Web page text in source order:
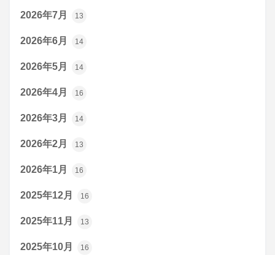
2026年7月 13
2026年6月 14
2026年5月 14
2026年4月 16
2026年3月 14
2026年2月 13
2026年1月 16
2025年12月 16
2025年11月 13
2025年10月 16